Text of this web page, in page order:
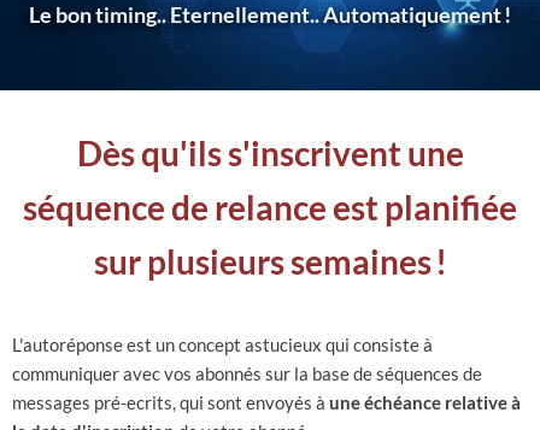
Le bon timing.. Eternellement.. Automatiquement!
Dès qu'ils s'inscrivent une
séquence de relance est planifiée
sur plusieurs semaines!
L'autoréponse est un concept astucieux qui consiste à
communiquer avec vos abonnés sur la base de séquences de
messages pré-ecrits, qui sont envoyés à une échéance relative à